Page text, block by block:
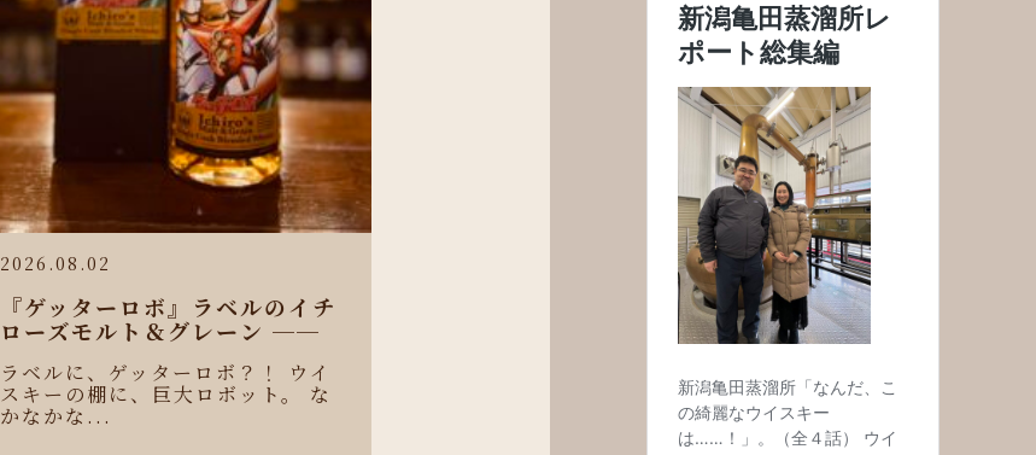
2026.08.02
『ゲッターロボ』ラベルのイチ
ローズモルト＆グレーン ──
ラベルに、ゲッターロボ？！ ウイ
スキーの棚に、巨大ロボット。 な
かなかな...